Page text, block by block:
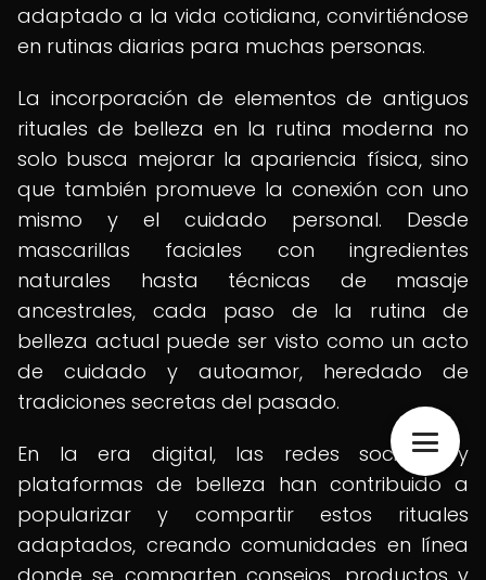
adaptado a la vida cotidiana, convirtiéndose
en rutinas diarias para muchas personas.
La incorporación de elementos de antiguos
rituales de belleza en la rutina moderna no
solo busca mejorar la apariencia física, sino
que también promueve la conexión con uno
mismo y el cuidado personal. Desde
mascarillas faciales con ingredientes
naturales hasta técnicas de masaje
ancestrales, cada paso de la rutina de
belleza actual puede ser visto como un acto
de cuidado y autoamor, heredado de
tradiciones secretas del pasado.
En la era digital, las redes sociales y
plataformas de belleza han contribuido a
popularizar y compartir estos rituales
adaptados, creando comunidades en línea